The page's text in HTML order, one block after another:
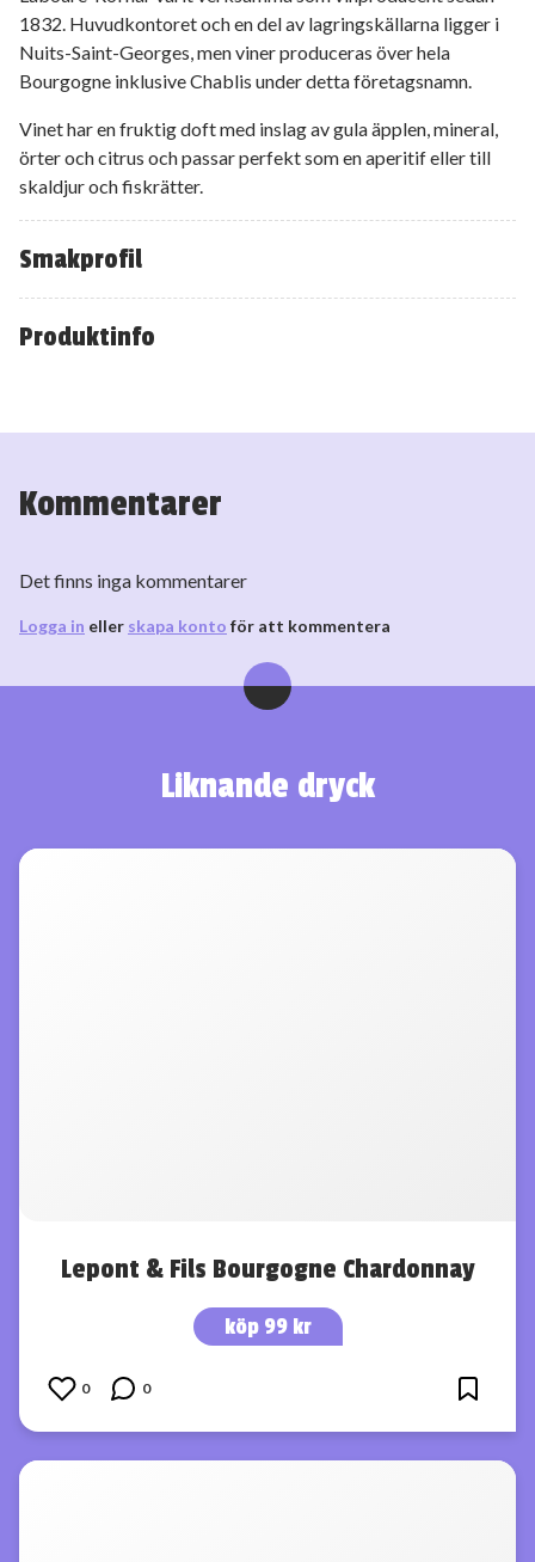
1832. Huvudkontoret och en del av lagringskällarna ligger i
Nuits-Saint-Georges, men viner produceras över hela
Bourgogne inklusive Chablis under detta företagsnamn.
Vinet har en fruktig doft med inslag av gula äpplen, mineral,
örter och citrus och passar perfekt som en aperitif eller till
skaldjur och fiskrätter.
Smakprofil
Produktinfo
Kommentarer
Det finns inga kommentarer
Logga in eller skapa konto för att kommentera
Liknande dryck
Lepont & Fils Bourgogne Chardonnay
köp 99 kr
0 0